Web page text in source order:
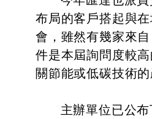
布局的客戶搭起與
會，雖然有幾家來
件是本屆詢問度較
關節能或低碳技術的
主辦單位已公布